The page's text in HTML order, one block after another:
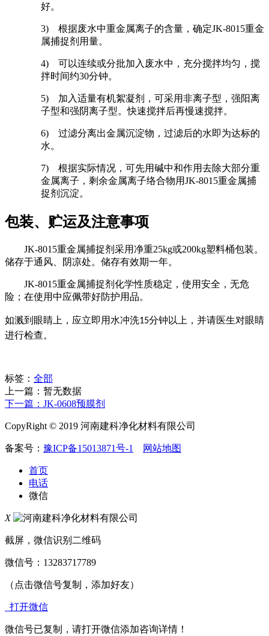
好。
3) 根据废水中重金属离子的含量，确定JK-8015重金
属捕捉剂用量。
4)
可以连续或分批加入废水中，充分搅拌均匀，搅
拌时间约30分钟。
5)
加入适量有机絮凝剂，可采用非离子型，强阳离
子型和强阴离子型。快速搅拌后再慢速搅拌。
6)
过滤分离出金属沉淀物，过滤后的水即为达标的
水。
7)
根据实际情况，可先用碱中和作用去除大部分重
金属离子，剩余金属离子络合物用JK-8015重金属捕
捉剂沉淀。
包装、贮运及注意事项
JK-8015重金属捕捉剂采用净重25kg或200kg塑料桶包装。
储存于通风、阴凉处。储存有效期一年。
JK-8015重金属捕捉剂化学性质稳定，使用安全，无危
险；在使用中应佩带好防护用品。
如溅到眼睛上，应立即用水冲洗15分钟以上，并请医生对眼睛
进行检查。
标签： 全部
上一篇：暂无数据
下一篇：JK-0608预膜剂
CopyRight © 2019 河南建科净化材料有限公司
备案号： 豫ICP备15013871号-1 网站地图
首页
电话
微信
X
截屏，微信识别二维码
微信号： 13283717789
（点击微信号复制，添加好友）
打开微信
微信号已复制，请打开微信添加咨询详情！